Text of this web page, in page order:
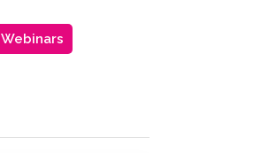
Webinars